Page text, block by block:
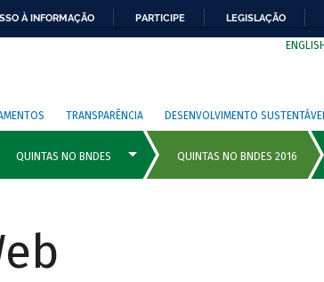
À INFORMAÇÃO PARTICIPE LEGISLAÇÃO
TRANSPARÊNCIA DESENVOLVIMENTO SUSTENTÁVEL